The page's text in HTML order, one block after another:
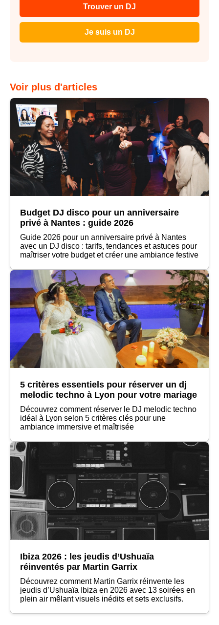
Trouver un DJ
Je suis un DJ
Voir plus d'articles
Budget DJ disco pour un anniversaire
privé à Nantes : guide 2026
Guide 2026 pour un anniversaire privé à Nantes
avec un DJ disco : tarifs, tendances et astuces pour
maîtriser votre budget et créer une ambiance festive
5 critères essentiels pour réserver un dj
melodic techno à Lyon pour votre mariage
Découvrez comment réserver le DJ melodic techno
idéal à Lyon selon 5 critères clés pour une
ambiance immersive et maîtrisée
Ibiza 2026 : les jeudis d’Ushuaïa
réinventés par Martin Garrix
Découvrez comment Martin Garrix réinvente les
jeudis d’Ushuaïa Ibiza en 2026 avec 13 soirées en
plein air mêlant visuels inédits et sets exclusifs.